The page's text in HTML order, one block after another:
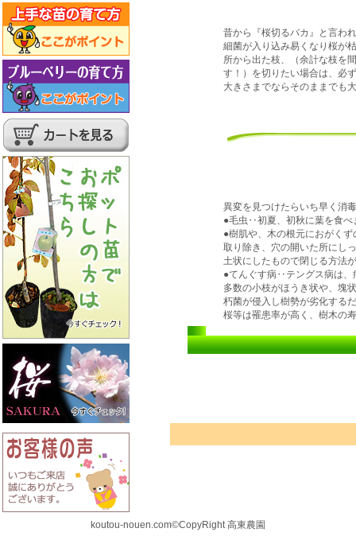
昔から『桜切るバカ』と言わ
細菌が入り込み易くなり桜が
所から出た枝、（余計な枝を
す！）を切りたい場合は、必
大きさまでならそのままでも
異変を見つけたらいち早く消
●毛虫‥初夏、初秋に葉を食べ
●樹肌や、木の根元におがく
取り除き、穴の開いた所にし
土状にしたもので閉じる方法
●てんぐす病‥テングス病は、
多数の小枝がほうき状や、塊
朽菌が侵入し樹勢が劣化する
桜等は罹患率が高く、樹木の
koutou-nouen.com©CopyRight 高東農園